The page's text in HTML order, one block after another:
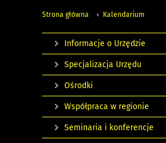
Strona główna Kalendarium
Informacje o Urzędzie
Specjalizacja Urzędu
Ośrodki
Współpraca w regionie
Seminaria i konferencje